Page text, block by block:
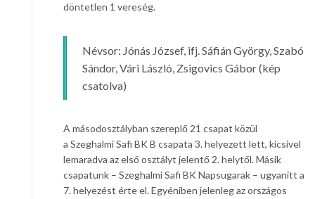
döntetlen 1 vereség.
Névsor: Jónás József, ifj. Sáfián György, Szabó
Sándor, Vári László, Zsigovics Gábor (kép
csatolva)
A másodosztályban szereplő 21 csapat közül
a Szeghalmi Safi BK B csapata 3. helyezett lett, kicsivel
lemaradva az első osztályt jelentő 2. helytől. Másik
csapatunk – Szeghalmi Safi BK Napsugarak – ugyanitt a
7. helyezést érte el. Egyéniben jelenleg az országos